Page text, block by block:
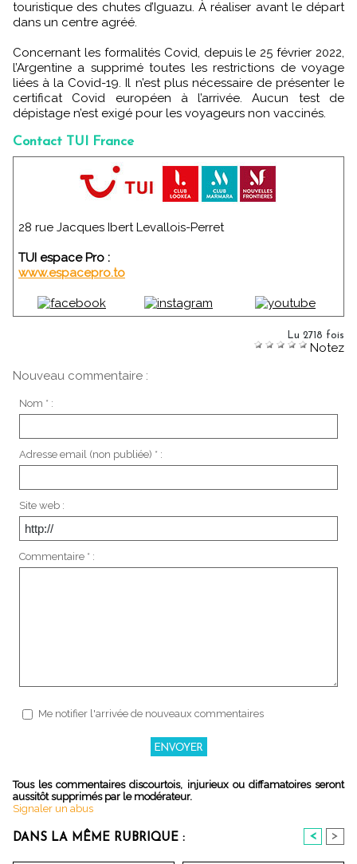
touristique des chutes d’Iguazu. À réaliser avant le départ
dans un centre agréé.
Concernant les formalités Covid, depuis le 25 février 2022,
l’Argentine a supprimé toutes les restrictions de voyage
liées à la Covid-19. Il n’est plus nécessaire de présenter le
certificat Covid européen à l’arrivée. Aucun test de
dépistage n’est exigé pour les voyageurs non vaccinés.
Contact TUI France
28 rue Jacques Ibert Levallois-Perret
TUI espace Pro :
www.espacepro.to
Lu 2718 fois
Notez
Nouveau commentaire :
Nom * :
Adresse email (non publiée) * :
Site web :
Commentaire * :
Me notifier l'arrivée de nouveaux commentaires
Tous les commentaires discourtois, injurieux ou diffamatoires seront
aussitôt supprimés par le modérateur.
Signaler un abus
DANS LA MÊME RUBRIQUE : < >